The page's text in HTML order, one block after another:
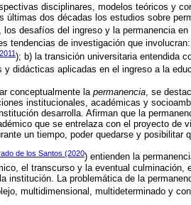
disciplinares, modelos teóricos y
últimas dos décadas los estudios sobre
los desafíos del ingreso y la permanencia
tendencias de investigación que
); b) la transición universitaria entendida
y didácticas aplicadas en el ingreso a la
conceptualmente la permanencia, se
institucionales, académicas y
desarrolla. Afirman que la
que se entrelaza con el proyecto de
un tiempo, poder quedarse y posibilitar
de los Santos (2020) entienden la
el transcurso y la eventual culminación,
institución. La problemática de la
multidimensional, multideterminado y